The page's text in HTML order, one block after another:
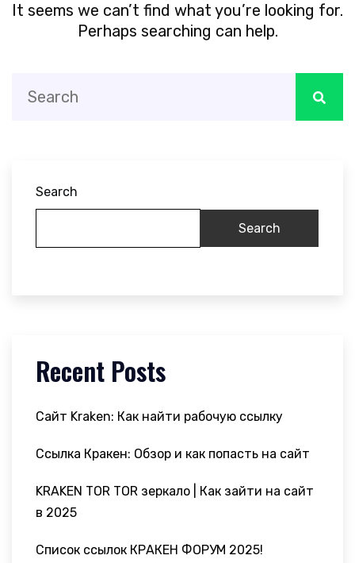
It seems we can’t find what you’re looking for.
Perhaps searching can help.
Search
Search
Recent Posts
Сайт Kraken: Как найти рабочую ссылку
Ссылка Кракен: Обзор и как попасть на сайт
KRAKEN TOR TOR зеркало | Как зайти на сайт
в 2025
Список ссылок КРАКЕН ФОРУМ 2025!